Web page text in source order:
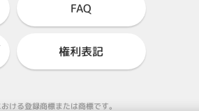
FAQ
権利表記
ける登録商標または商標です。